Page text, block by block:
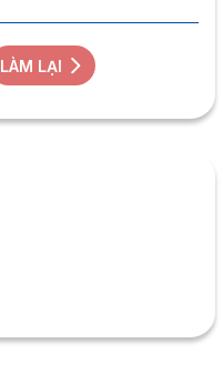
LÀM LẠI